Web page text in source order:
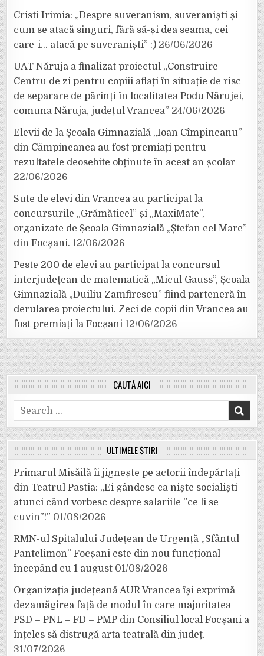
Cristi Irimia: „Despre suveranism, suveraniști și
cum se atacă singuri, fără să-și dea seama, cei
care-i… atacă pe suveraniști” :) 26/06/2026
UAT Năruja a finalizat proiectul „Construire
Centru de zi pentru copiii aflați în situație de risc
de separare de părinți în localitatea Podu Nărujei,
comuna Năruja, județul Vrancea” 24/06/2026
Elevii de la Școala Gimnazială „Ioan Cîmpineanu”
din Câmpineanca au fost premiați pentru
rezultatele deosebite obținute în acest an școlar
22/06/2026
Sute de elevi din Vrancea au participat la
concursurile „Grămăticel” și „MaxiMate”,
organizate de Școala Gimnazială „Ștefan cel Mare”
din Focșani. 12/06/2026
Peste 200 de elevi au participat la concursul
interjudețean de matematică „Micul Gauss”, Școala
Gimnazială „Duiliu Zamfirescu” fiind parteneră în
derularea proiectului. Zeci de copii din Vrancea au
fost premiați la Focșani 12/06/2026
CAUTĂ AICI
Search
for:
ULTIMELE ȘTIRI
Primarul Misăilă îi jignește pe actorii îndepărtați
din Teatrul Pastia: „Ei gândesc ca niște socialiști
atunci când vorbesc despre salariile ”ce li se
cuvin”!” 01/08/2026
RMN-ul Spitalului Județean de Urgență „Sfântul
Pantelimon” Focșani este din nou funcțional
începând cu 1 august 01/08/2026
Organizația județeană AUR Vrancea își exprimă
dezamăgirea față de modul în care majoritatea
PSD – PNL – FD – PMP din Consiliul local Focșani a
înțeles să distrugă arta teatrală din județ.
31/07/2026